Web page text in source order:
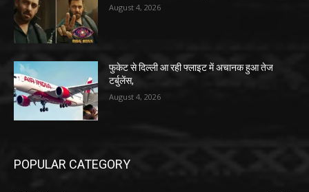
August 4, 2026
फुकेट से दिल्ली आ रही फ्लाइट में अचानक हुआ तेज
टर्बुलेंस,
August 4, 2026
POPULAR CATEGORY